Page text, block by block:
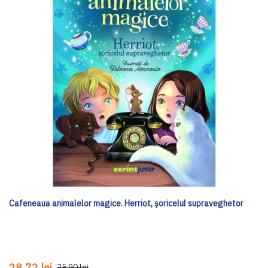
Cafeneaua animalelor magice. Herriot, șoricelul supraveghetor